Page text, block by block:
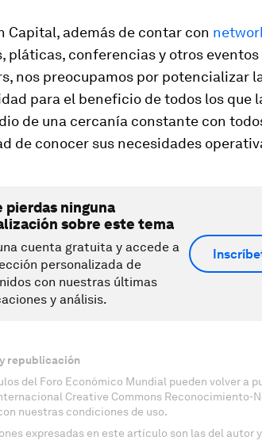
Capital, además de contar con
pláticas, conferencias y otros
nos preocupamos por potencializar
para el beneficio de todos los que
de una cercanía constante con
de conocer sus necesidades
pierdas ninguna
sobre este tema
cuenta gratuita y accede a
personalizada de
con nuestras últimas
y análisis.
republicación
del Foro Económico Mundial pueden volver a
Creative Commons Reconocimiento-
nuestras condiciones de uso.
expresadas en este artículo son las del autor